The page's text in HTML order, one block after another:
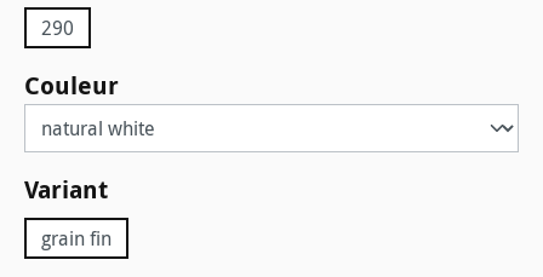
290
Sélectionnez
Couleur
Sélectionnez
Variant
grain fin